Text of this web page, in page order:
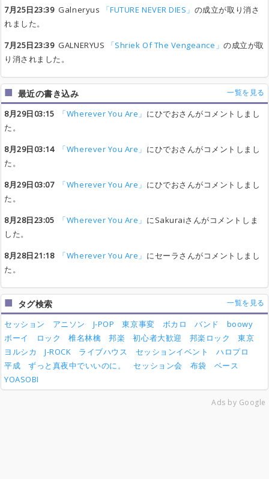
7月25日23:39Galneryus 「FUTURE NEVER DIES」 の成立が取り消さ
れました。
7月25日23:39GALNERYUS 「Shriek Of The Vengeance」の成立が取
り消されました。
最近の書き込み 一覧を見る
8月29日03:15 「Wherever You Are」 にひでおさんがコメントしまし
た。
8月29日03:14
「Wherever You Are」 にひでおさんがコメントしまし
た。
8月29日03:07
「Wherever You Are」 にひでおさんがコメントしまし
た。
8月28日23:05
「Wherever You Are」 にSakuraiさんがコメントしま
した。
8月28日21:18
「Wherever You Are」 にセーラさんがコメントしまし
た。
タグ検索 一覧を見る
セッション アニソン J-POP 東京事変 ボカロ バンド
boowy
ボーイ
ロック 椎名林檎 邦楽 初心者大歓迎 邦楽ロック
東京
ヨルシカ
J-ROCK ライブハウス セッションイベント
ハロプロ
平成
ずっと真夜中でいいのに。 セッション会 布袋
ベース
YOASOBI
Ads by Google